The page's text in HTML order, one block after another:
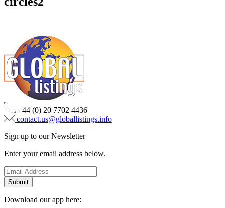
+44 (0) 20 7702 4436
contact.us@globallistings.info
Sign up to our Newsletter
Enter your email address below.
Download our app here: